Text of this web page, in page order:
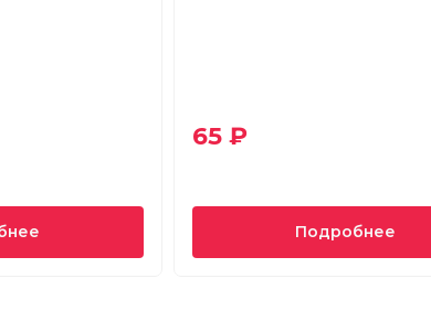
65 ₽
Подробнее